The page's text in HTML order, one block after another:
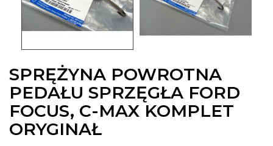
SPRĘŻYNA POWROTNA
PEDAŁU SPRZĘGŁA FORD
FOCUS, C-MAX KOMPLET
ORYGINAŁ